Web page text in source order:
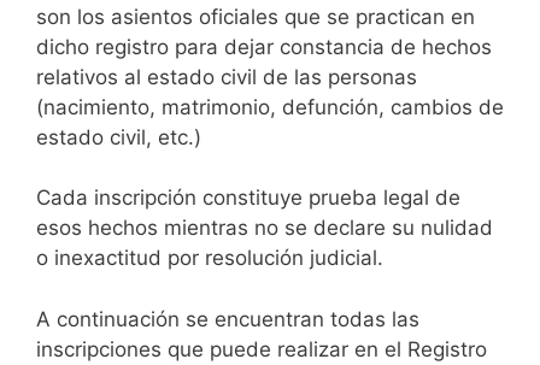
son los asientos oficiales que se practican en
dicho registro para dejar constancia de hechos
relativos al estado civil de las personas
(nacimiento, matrimonio, defunción, cambios de
estado civil, etc.)
Cada inscripción constituye prueba legal de
esos hechos mientras no se declare su nulidad
o inexactitud por resolución judicial.
A continuación se encuentran todas las
inscripciones que puede realizar en el Registro